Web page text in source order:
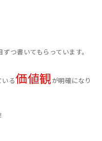
つ書いてもらっています。
る価値観が明確になり